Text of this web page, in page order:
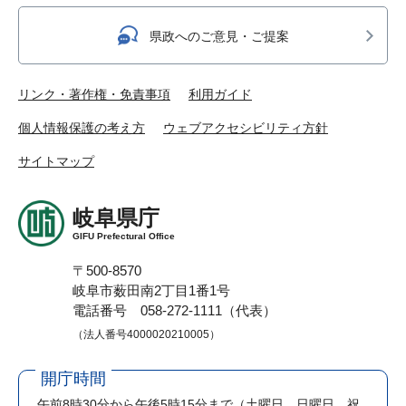
県政へのご意見・ご提案
リンク・著作権・免責事項 利用ガイド
個人情報保護の考え方 ウェブアクセシビリティ方針
サイトマップ
岐阜県庁
GIFU Prefectural Office
〒500-8570
岐阜市薮田南2丁目1番1号
電話番号 058-272-1111（代表）
（法人番号4000020210005）
開庁時間